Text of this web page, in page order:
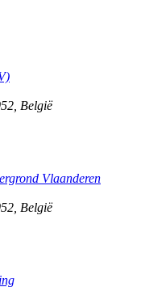
België
Vlaanderen
België